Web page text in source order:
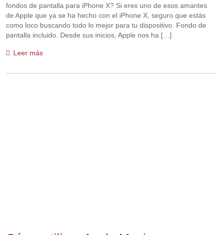
fondos de pantalla para iPhone X? Si eres uno de esos amantes
de Apple que ya se ha hecho con el iPhone X, seguro que estás
como loco buscando todo lo mejor para tu dispositivo. Fondo de
pantalla incluido. Desde sus inicios, Apple nos ha […]
Leer más